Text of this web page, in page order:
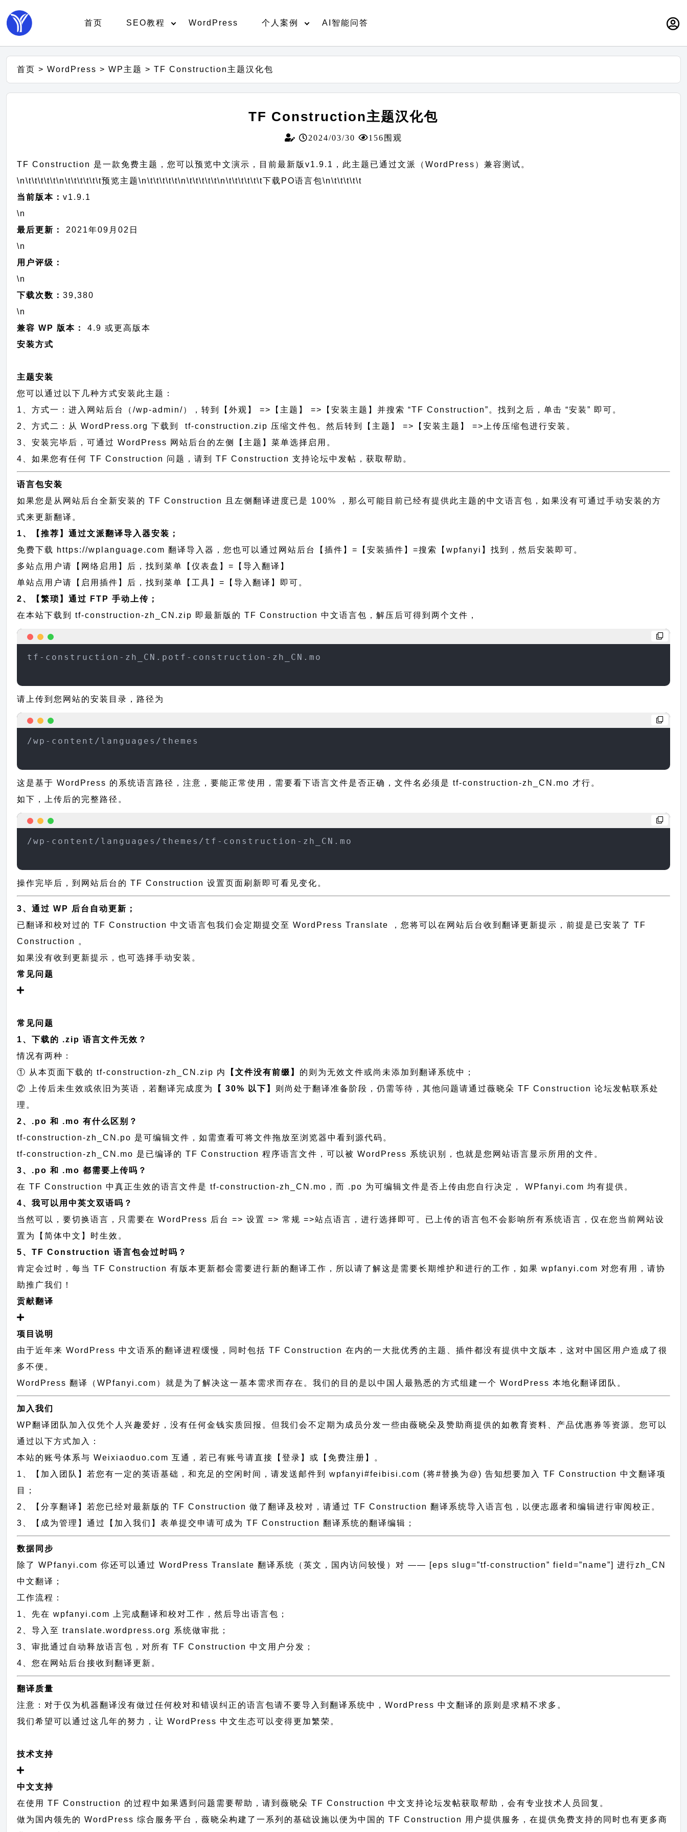
首页 SEO教程 WordPress 个人案例 AI智能问答
首页 >WordPress >WP主题 >TF Construction主题汉化包
TF Construction主题汉化包
2024/03/30 156围观
TF Construction 是一款免费主题，您可以预览中文演示，目前最新版v1.9.1，此主题已通过文派（WordPress）兼容测试。
\n\t\t\t\t\t\n\t\t\t\t\t\t预览主题\n\t\t\t\t\t\n\t\t\t\t\t\n\t\t\t\t\t\t下载PO语言包\n\t\t\t\t\t
当前版本：v1.9.1
\n
最后更新：
2021年09月02日
\n
用户评级：
\n
下载次数：39,380
\n
兼容 WP 版本：
4.9 或更高版本
安装方式
主题安装
您可以通过以下几种方式安装此主题：
1、方式一：进入网站后台（/wp-admin/），转到【外观】 =>【主题】 =>【安装主题】并搜索 “TF Construction”。找到之后，单击 “安装” 即可。
2、方式二：从 WordPress.org 下载到 tf-construction.zip 压缩文件包。然后转到【主题】 =>【安装主题】 =>上传压缩包进行安装。
3、安装完毕后，可通过 WordPress 网站后台的左侧【主题】菜单选择启用。
4、如果您有任何 TF Construction 问题，请到 TF Construction 支持论坛中发帖，获取帮助。
语言包安装
如果您是从网站后台全新安装的 TF Construction 且左侧翻译进度已是 100% ，那么可能目前已经有提供此主题的中文语言包，如果没有可通过手动安装的方
式来更新翻译。
1、【推荐】通过文派翻译导入器安装；
免费下载 https://wplanguage.com 翻译导入器，您也可以通过网站后台【插件】=【安装插件】=搜索【wpfanyi】找到，然后安装即可。
多站点用户请【网络启用】后，找到菜单【仪表盘】=【导入翻译】
单站点用户请【启用插件】后，找到菜单【工具】=【导入翻译】即可。
2、【繁琐】通过 FTP 手动上传；
在本站下载到tf-construction-zh_CN.zip 即最新版的 TF Construction 中文语言包，解压后可得到两个文件，
tf-construction-zh_CN.potf-construction-zh_CN.mo
请上传到您网站的安装目录，路径为
/wp-content/languages/themes
这是基于 WordPress 的系统语言路径，注意，要能正常使用，需要看下语言文件是否正确，文件名必须是 tf-construction-zh_CN.mo 才行。
如下，上传后的完整路径。
/wp-content/languages/themes/tf-construction-zh_CN.mo
操作完毕后，到网站后台的 TF Construction 设置页面刷新即可看见变化。
3、通过 WP 后台自动更新；
已翻译和校对过的 TF Construction 中文语言包我们会定期提交至 WordPress Translate ，您将可以在网站后台收到翻译更新提示，前提是已安装了 TF
Construction 。
如果没有收到更新提示，也可选择手动安装。
常见问题
常见问题
1、下载的 .zip 语言文件无效？
情况有两种：
① 从本页面下载的 tf-construction-zh_CN.zip 内
【文件没有前缀】 的则为无效文件或尚未添加到翻译系统中；
② 上传后未生效或依旧为英语，若翻译完成度为
【 30% 以下】 则尚处于翻译准备阶段，仍需等待，其他问题请通过薇晓朵 TF Construction 论坛发帖联系处
理。
2、.po 和 .mo 有什么区别？
tf-construction-zh_CN.po 是可编辑文件，如需查看可将文件拖放至浏览器中看到源代码。
tf-construction-zh_CN.mo 是已编译的 TF Construction 程序语言文件，可以被 WordPress 系统识别，也就是您网站语言显示所用的文件。
3、.po 和 .mo 都需要上传吗？
在 TF Construction 中真正生效的语言文件是 tf-construction-zh_CN.mo，而 .po 为可编辑文件是否上传由您自行决定， WPfanyi.com 均有提供。
4、我可以用中英文双语吗？
当然可以，要切换语言，只需要在 WordPress 后台 => 设置 => 常规 =>站点语言，进行选择即可。已上传的语言包不会影响所有系统语言，仅在您当前网站设
置为【简体中文】时生效。
5、TF Construction 语言包会过时吗？
肯定会过时，每当 TF Construction 有版本更新都会需要进行新的翻译工作，所以请了解这是需要长期维护和进行的工作，如果 wpfanyi.com 对您有用，请协
助推广我们！
贡献翻译
项目说明
由于近年来 WordPress 中文语系的翻译进程缓慢，同时包括 TF Construction 在内的一大批优秀的主题、插件都没有提供中文版本，这对中国区用户造成了很
多不便。
WordPress 翻译（WPfanyi.com） 就是为了解决这一基本需求而存在。我们的目的是以中国人最熟悉的方式组建一个 WordPress 本地化翻译团队。
加入我们
WP翻译团队加入仅凭个人兴趣爱好，没有任何金钱实质回报。但我们会不定期为成员分发一些由薇晓朵及赞助商提供的如教育资料、产品优惠券等资源。您可以
通过以下方式加入：
本站的账号体系与Weixiaoduo.com 互通，若已有账号请直接【登录】或【免费注册】。
1、【加入团队】若您有一定的英语基础，和充足的空闲时间，请发送邮件到 wpfanyi#feibisi.com (将#替换为@) 告知想要加入 TF Construction 中文翻译项
目；
2、【分享翻译】若您已经对最新版的 TF Construction 做了翻译及校对，请通过 TF Construction 翻译系统导入语言包，以便志愿者和编辑进行审阅校正。
3、【成为管理】通过【加入我们】表单提交申请可成为 TF Construction 翻译系统的翻译编辑；
数据同步
除了 WPfanyi.com 你还可以通过WordPress Translate 翻译系统（英文，国内访问较慢）对 —— [eps slug=”tf-construction” field=”name”]进行zh_CN
中文翻译；
工作流程：
1、先在 wpfanyi.com 上完成翻译和校对工作，然后导出语言包；
2、导入至 translate.wordpress.org 系统做审批；
3、审批通过自动释放语言包，对所有 TF Construction 中文用户分发；
4、您在网站后台接收到翻译更新。
翻译质量
注意：对于仅为机器翻译没有做过任何校对和错误纠正的语言包请不要导入到翻译系统中，WordPress 中文翻译的原则 是求精不求多。
我们希望可以通过这几年的努力，让 WordPress 中文生态可以变得更加繁荣。
技术支持
中文支持
在使用 TF Construction 的过程中如果遇到问题需要帮助，请到薇晓朵 TF Construction 中文支持论坛发帖获取帮助，会有专业技术人员回复。
做为国内领先的 WordPress 综合服务平台，薇晓朵构建了一系列的基础设施以便为中国的 TF Construction 用户提供服务，在提供免费支持的同时也有更多商